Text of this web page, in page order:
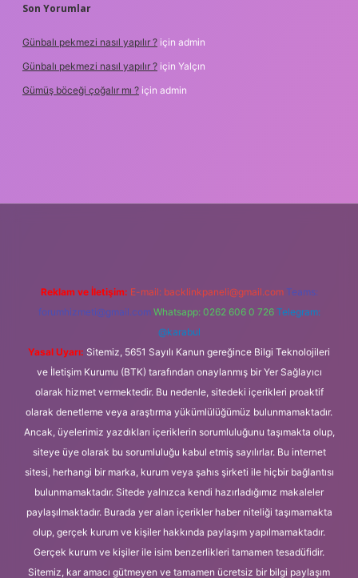
Son Yorumlar
Günbalı pekmezi nasıl yapılır ? için admin
Günbalı pekmezi nasıl yapılır ? için Yalçın
Gümüş böceği çoğalır mı ? için admin
Reklam ve İletişim: E-mail: backlinkpaneli@gmail.com Teams:
forumhizmeti@gmail.com Whatsapp: 0262 606 0 726 Telegram:
@karabul
Yasal Uyarı: Sitemiz, 5651 Sayılı Kanun gereğince Bilgi Teknolojileri
ve İletişim Kurumu (BTK) tarafından onaylanmış bir Yer Sağlayıcı
olarak hizmet vermektedir. Bu nedenle, sitedeki içerikleri proaktif
olarak denetleme veya araştırma yükümlülüğümüz bulunmamaktadır.
Ancak, üyelerimiz yazdıkları içeriklerin sorumluluğunu taşımakta olup,
siteye üye olarak bu sorumluluğu kabul etmiş sayılırlar. Bu internet
sitesi, herhangi bir marka, kurum veya şahıs şirketi ile hiçbir bağlantısı
bulunmamaktadır. Sitede yalnızca kendi hazırladığımız makaleler
paylaşılmaktadır. Burada yer alan içerikler haber niteliği taşımamakta
olup, gerçek kurum ve kişiler hakkında paylaşım yapılmamaktadır.
Gerçek kurum ve kişiler ile isim benzerlikleri tamamen tesadüfidir.
Sitemiz, kar amacı gütmeyen ve tamamen ücretsiz bir bilgi paylaşım